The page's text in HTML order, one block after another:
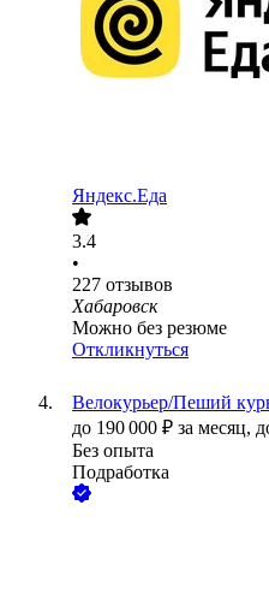
Яндекс.Еда
3.4
•
227 отзывов
Хабаровск
Можно без резюме
Откликнуться
Велокурьер/Пеший
до 190 000 ₽ за месяц,
Без опыта
Подработка